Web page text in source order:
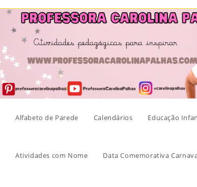
Skip
content
Alfabeto de Parede Calendários Educação
Atividades com Nome Data Comemorativa